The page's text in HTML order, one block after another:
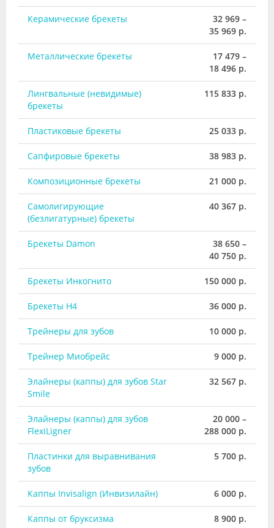
Керамические брекеты
32 969 –
35 969 р.
Металлические брекеты
17 479 –
18 496 р.
Лингвальные (невидимые)
брекеты
115 833 р.
Пластиковые брекеты 25 033 р.
Сапфировые брекеты 38 983 р.
Композиционные брекеты 21 000 р.
Самолигирующие
(безлигатурные) брекеты
40 367 р.
Брекеты Damon
38 650 –
40 750 р.
Брекеты Инкогнито 150 000 р.
Брекеты H4 36 000 р.
Трейнеры для зубов 10 000 р.
Трейнер Миобрейс 9 000 р.
Элайнеры (каппы) для зубов Star
Smile
32 567 р.
Элайнеры (каппы) для зубов
FlexiLigner
20 000 –
288 000 р.
Пластинки для выравнивания
зубов
5 700 р.
Каппы Invisalign (Инвизилайн) 6 000 р.
Каппы от бруксизма 8 900 р.